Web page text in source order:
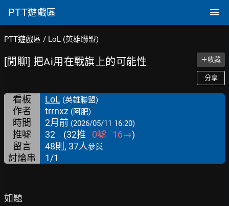
PTT遊戲區
PTT遊戲區 / LoL (英雄聯盟)
[閒聊] 把Ai用在戰旗上的可能性 ＋收藏
分享
看板 LoL (英雄聯盟)
作者 trrnxz (阿肥)
時間 2月前 (2026/05/11 16:20)
推噓 32 (32推 0噓 16→)
留言
48則, 37人參與
討論串 1/1
如題